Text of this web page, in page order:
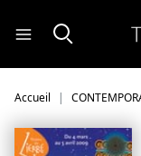
Accueil